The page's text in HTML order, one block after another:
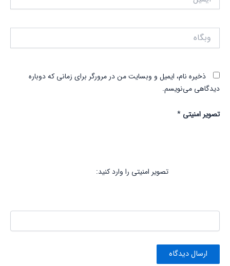
ذخیره نام، ایمیل و وبسایت من در مرورگر برای زمانی که دوباره
دیدگاهی می‌نویسم.
تصویر امنیتی *
تصویر امنیتی را وارد کنید: